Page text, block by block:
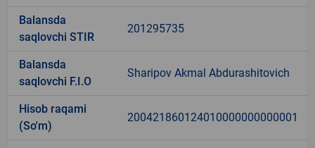
Balansda
saqlovchi STIR
201295735
Balansda
saqlovchi F.I.O
Sharipov Akmal Abdurashitovich
Hisob raqami
(So'm)
200421860124010000000000001